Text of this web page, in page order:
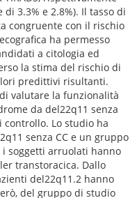
3.3% e 2.8%). Il tasso di
congruente con il rischio
ha permesso
a citologia ed
la stima del rischio di
predittivi risultanti.
valutare la funzionalità
da del22q11 senza
controllo. Lo studio ha
senza CC e un gruppo
soggetti arruolati hanno
transtoracica. Dallo
del22q11.2 hanno
del gruppo di studio